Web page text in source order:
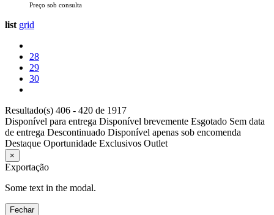
Preço sob consulta
list grid
28
29
30
Resultado(s) 406 - 420 de 1917
Disponível para entrega Disponível brevemente Esgotado Sem data
de entrega Descontinuado Disponível apenas sob encomenda
Destaque Oportunidade Exclusivos Outlet
×
Exportação
Some text in the modal.
Fechar